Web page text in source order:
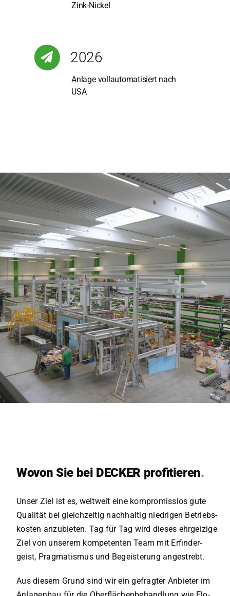
Zink-Nickel
2026
Anla­ge voll­au­to­ma­ti­siert nach
USA
Wovon Sie bei DECKER profitieren.
Unser Ziel ist es, welt­weit eine kom­pro­miss­los gute
Qua­li­tät bei gleich­zei­tig nachhaltig­ nied­ri­gen Betriebs­
kos­ten anzu­bie­ten. Tag für Tag wird die­ses ehr­gei­zi­ge
Ziel von ­unse­rem kom­pe­ten­ten Team mit Erfin­der­
geist, Prag­ma­tis­mus und Begeis­te­rung ­ange­strebt.
Aus die­sem Grund sind wir ein gefrag­ter Anbie­ter im